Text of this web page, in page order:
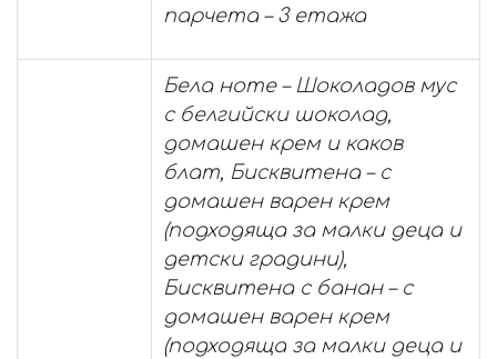
парчета – 3 етажа
Бела ноте – Шоколадов мус
с белгийски шоколад,
домашен крем и каков
блат, Бисквитена – с
домашен варен крем
(подходяща за малки деца и
детски градини),
Бисквитена с банан – с
домашен варен крем
(подходяща за малки деца и